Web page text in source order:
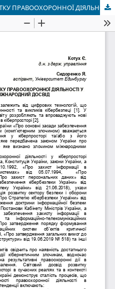
ОСНОВНІ НАПРЯМИ РОЗВИТКУ ПРАВООХОРОННОЇ ДІЯЛЬНОСТІ У КІБЕРПРОСТОРІ: МІЖНАРОДНИЙ ДОСВІД